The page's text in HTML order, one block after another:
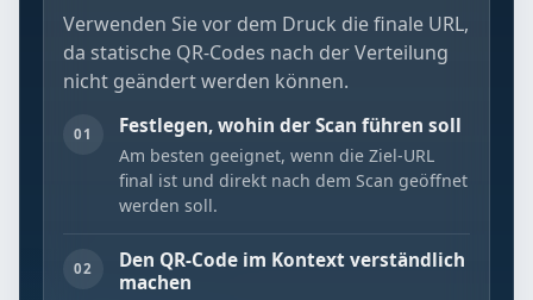
Verwenden Sie vor dem Druck die finale URL,
da statische QR-Codes nach der Verteilung
nicht geändert werden können.
01 Festlegen, wohin der Scan führen soll
Am besten geeignet, wenn die Ziel-URL
final ist und direkt nach dem Scan geöffnet
werden soll.
02
Den QR-Code im Kontext verständlich
machen